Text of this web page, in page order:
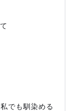
でも馴染める